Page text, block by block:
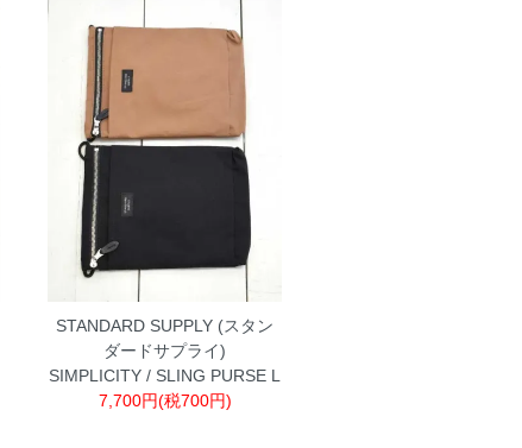
STANDARD SUPPLY (スタン
ダードサプライ)
SIMPLICITY / SLING PURSE L
7,700円(税700円)